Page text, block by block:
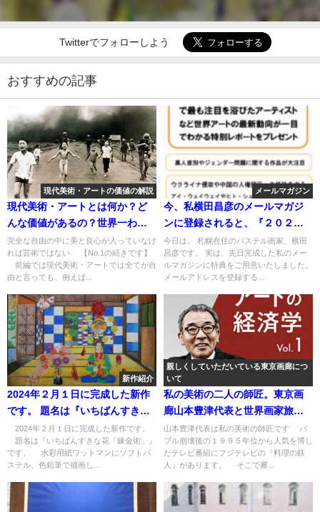
Twitterでフォローしよう
おすすめの記事
現代美術・アートの価値の解説
現代美術・アートとは何か？ど
んな価値があるの？世界一わか
りやすい現代美術の解説。
【No.2】
完全な自由の中に美と良心が入っていなけ
れば芸術ではない 【No.1の続きです】
前編では現代美術・アートでは全てが自
由と言っても、例えば...
メールマガジン
今、私横田昌彦のメールマガジ
ンに登録されると、『２０２
０ ２０２１年に欧米で注目さ
れたアーティスト。 日本と世界
のアート業界の最新動向が一目
受け取れます！
今日は。 札幌在住のパステル画家、横田
昌彦です。 実は、先日完成した私のメー
ルマガジンに特典をご用意いたしました。
メールアドレスを登録する...
新作紹介
2024年２月１日に完成した新作
です。 題名は『いちばんすきな
花「錬金術」』です。
2024年２月１日に完成した新作です。
題名は『いちばんすきな花「錬金術」』
です。 水彩用紙ワットマンにソフトパ
ステル、色鉛筆で描画し...
親しくしていただいている東京画廊につ
いて
私の美術の二人の師匠。東京画
廊山本豊津代表と世界画家旅人
ZINさん！
山本豊津代表は私の美術の師匠です バ
ブル崩壊後の１９９５年位から人気を博し
たテレビ番組にフジテレビの『料理の鉄
人』があります。 そこで審...